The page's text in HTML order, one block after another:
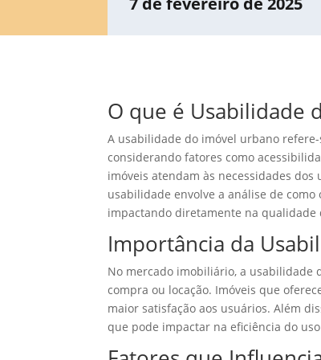
O que é Usabilidade
A usabilidade do imóvel urbano
considerando fatores como
imóveis atendam às necessidades
usabilidade envolve a análise de como
impactando diretamente na qualidade
Importância da
No mercado imobiliário, a
compra ou locação. Imóveis que
maior satisfação aos usuários. Além
que pode impactar na eficiência do